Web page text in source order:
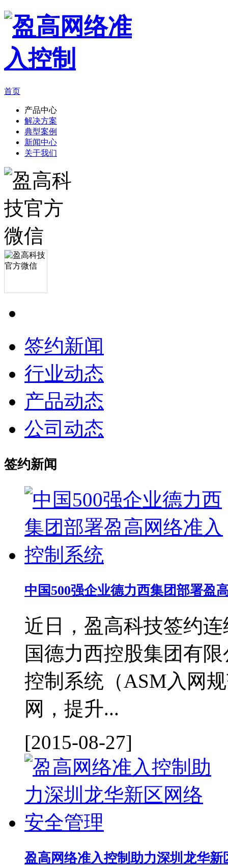
首页
产品中心
解决方案
典型案例
新闻中心
关于我们
签约新闻
行业动态
产品动态
公司动态
签约新闻
中国500强企业德力西集团部署盈
近日，盈高科技签约
国德力西控股集团有
控制系统（ASM入网
网，提升...
[2015-08-27]
盈高网络准入控制助力深圳龙华新